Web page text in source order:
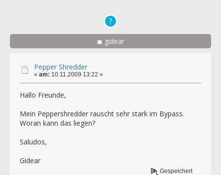
gidear
Pepper Shredder
« am: 10.11.2009 13:22 »
Hallo Freunde,
Mein Peppershredder rauscht sehr stark im Bypass.
Woran kann das liegen?
Saludos,
Gidear
Gespeichert